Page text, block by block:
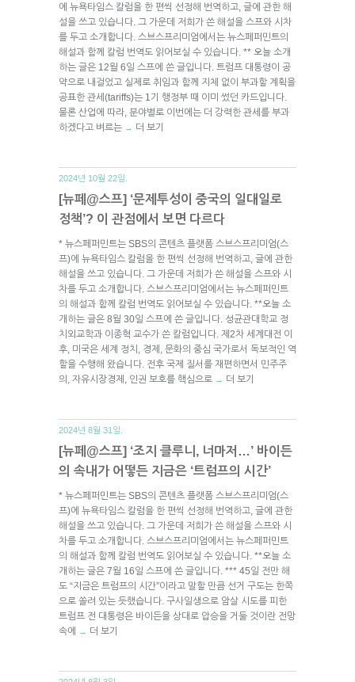
에 뉴욕타임스 칼럼을 한 편씩 선정해 번역하고, 글에 관한 해
설을 쓰고 있습니다. 그 가운데 저희가 쓴 해설을 스프와 시차
를 두고 소개합니다. 스브스프리미엄에서는 뉴스페퍼민트의
해설과 함께 칼럼 번역도 읽어보실 수 있습니다. ** 오늘 소개
하는 글은 12월 6일 스프에 쓴 글입니다. 트럼프 대통령이 공
약으로 내걸었고 실제로 취임과 함께 지체 없이 부과할 계획을
공표한 관세(tariffs)는 1기 행정부 때 이미 썼던 카드입니다.
물론 산업에 따라, 분야별로 이번에는 더 강력한 관세를 부과
하겠다고 벼르는 → 더 보기
2024년 10월 22일.
[뉴페@스프] ‘문제투성이 중국의 일대일로
정책’? 이 관점에서 보면 다르다
* 뉴스페퍼민트는 SBS의 콘텐츠 플랫폼 스브스프리미엄(스
프)에 뉴욕타임스 칼럼을 한 편씩 선정해 번역하고, 글에 관한
해설을 쓰고 있습니다. 그 가운데 저희가 쓴 해설을 스프와 시
차를 두고 소개합니다. 스브스프리미엄에서는 뉴스페퍼민트
의 해설과 함께 칼럼 번역도 읽어보실 수 있습니다. **오늘 소
개하는 글은 8월 30일 스프에 쓴 글입니다. 성균관대학교 정
치외교학과 이종혁 교수가 쓴 칼럼입니다. 제2차 세계대전 이
후, 미국은 세계 정치, 경제, 문화의 중심 국가로서 독보적인 역
할을 수행해 왔습니다. 전후 국제 질서를 재편하면서 민주주
의, 자유시장경제, 인권 보호를 핵심으로 → 더 보기
2024년 8월 31일.
[뉴페@스프] ‘조지 클루니, 너마저…’ 바이든
의 속내가 어떻든 지금은 ‘트럼프의 시간’
* 뉴스페퍼민트는 SBS의 콘텐츠 플랫폼 스브스프리미엄(스
프)에 뉴욕타임스 칼럼을 한 편씩 선정해 번역하고, 글에 관한
해설을 쓰고 있습니다. 그 가운데 저희가 쓴 해설을 스프와 시
차를 두고 소개합니다. 스브스프리미엄에서는 뉴스페퍼민트
의 해설과 함께 칼럼 번역도 읽어보실 수 있습니다. **오늘 소
개하는 글은 7월 16일 스프에 쓴 글입니다. *** 45일 전만 해
도 “지금은 트럼프의 시간”이라고 말할 만큼 선거 구도는 한쪽
으로 쏠려 있는 듯했습니다. 구사일생으로 암살 시도를 피한
트럼프 전 대통령은 바이든을 상대로 압승을 거둘 것이란 전망
속에
→ 더 보기